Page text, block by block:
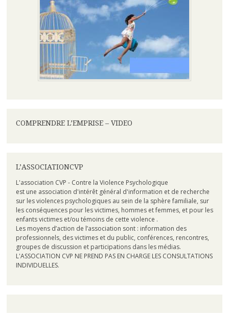
COMPRENDRE L’EMPRISE – VIDEO
L’ASSOCIATIONCVP
L'association CVP - Contre la Violence Psychologique
est une association d'intérêt général d'information et de recherche
sur les violences psychologiques au sein de la sphère familiale, sur
les conséquences pour les victimes, hommes et femmes, et pour les
enfants victimes et/ou témoins de cette violence .
Les moyens d’action de l’association sont : information des
professionnels, des victimes et du public, conférences, rencontres,
groupes de discussion et participations dans les médias.
L'ASSOCIATION CVP NE PREND PAS EN CHARGE LES CONSULTATIONS
INDIVIDUELLES.